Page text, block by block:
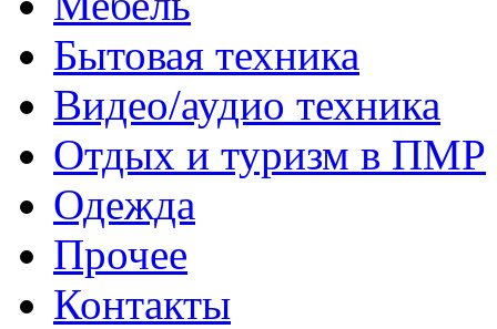
Бытовая техника
Видео/аудио техника
Отдых и туризм в ПМР
Одежда
Прочее
Контакты